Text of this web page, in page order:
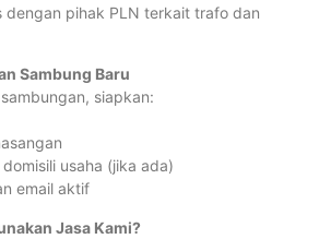
dengan pihak PLN terkait trafo dan
Sambung Baru
siapkan:
usaha (jika ada)
email aktif
Jasa Kami?